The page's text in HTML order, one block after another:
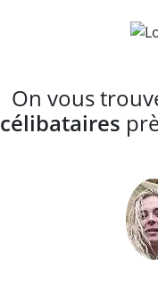
On vous
célibataires